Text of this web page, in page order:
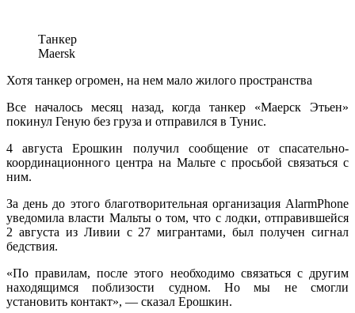
Танкер
Maersk
Хотя танкер огромен, на нем мало жилого пространства
Все началось месяц назад, когда танкер «Маерск Этьен»
покинул Геную без груза и отправился в Тунис.
4 августа Ерошкин получил сообщение от спасательно-
координационного центра на Мальте с просьбой связаться с
ним.
За день до этого благотворительная организация AlarmPhone
уведомила власти Мальты о том, что с лодки, отправившейся
2 августа из Ливии с 27 мигрантами, был получен сигнал
бедствия.
«По правилам, после этого необходимо связаться с другим
находящимся поблизости судном. Но мы не смогли
установить контакт», — сказал Ерошкин.